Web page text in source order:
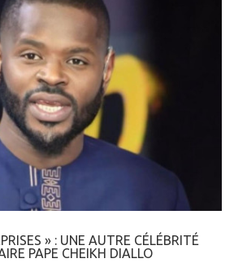
» : UNE AUTRE CÉLÉBRITÉ
PAPE CHEIKH DIALLO